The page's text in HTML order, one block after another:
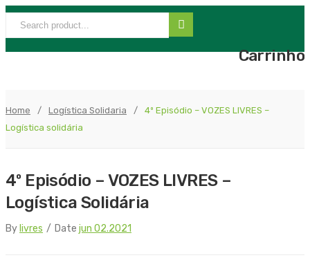
Carrinho
Home / Logística Solidaria /
4º Episódio – VOZES LIVRES –
Logística solidária
4º Episódio – VOZES LIVRES –
Logística Solidária
By livres / Date jun 02.2021